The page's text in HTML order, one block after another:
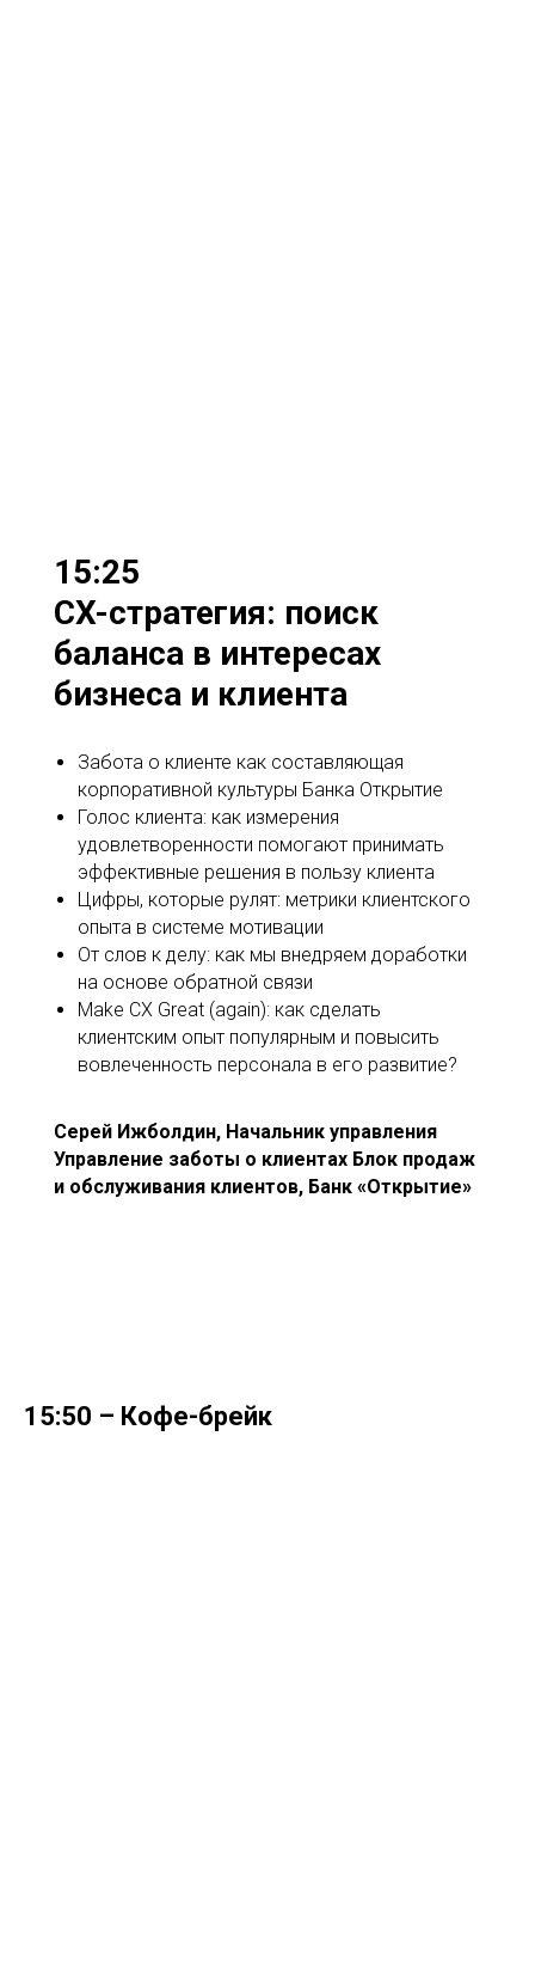
15:25
CX-стратегия: поиск
баланса в интересах
бизнеса и клиента
Забота о клиенте как составляющая
корпоративной культуры Банка Открытие
Голос клиента: как измерения
удовлетворенности помогают принимать
эффективные решения в пользу клиента
Цифры, которые рулят: метрики клиентского
опыта в системе мотивации
От слов к делу: как мы внедряем доработки
на основе обратной связи
Make CX Great (again): как сделать
клиентским опыт популярным и повысить
вовлеченность персонала в его развитие?
Серей Ижболдин, Начальник управления
Управление заботы о клиентах Блок продаж
и обслуживания клиентов, Банк «Открытие»
15:50 – Кофе-брейк